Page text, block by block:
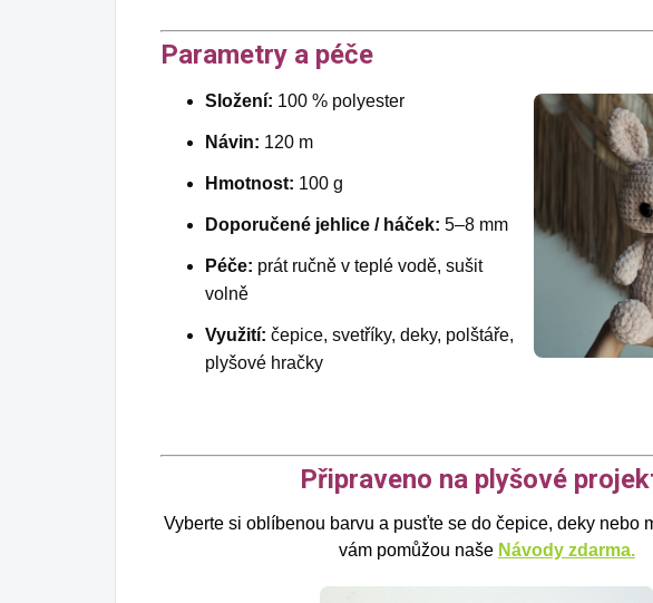
Parametry a péče
Složení: 100 % polyester
Návin: 120 m
Hmotnost: 100 g
Doporučené jehlice / háček: 5–8 mm
Péče: prát ručně v teplé vodě, sušit
volně
Využití: čepice, svetříky, deky, polštáře,
plyšové hračky
Připraveno na plyšové
Vyberte si oblíbenou barvu a pusťte se do čepice, deky nebo
vám pomůžou naše Návody zdarma.